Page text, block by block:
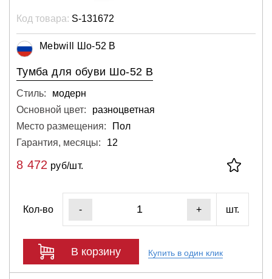
Код товара: S-131672
Mebwill Шо-52 В
Тумба для обуви Шо-52 В
Стиль:
модерн
Основной цвет:
разноцветная
Место размещения:
Пол
Гарантия, месяцы:
12
8 472 руб/шт.
Кол-во - + шт.
В корзину Купить в один клик